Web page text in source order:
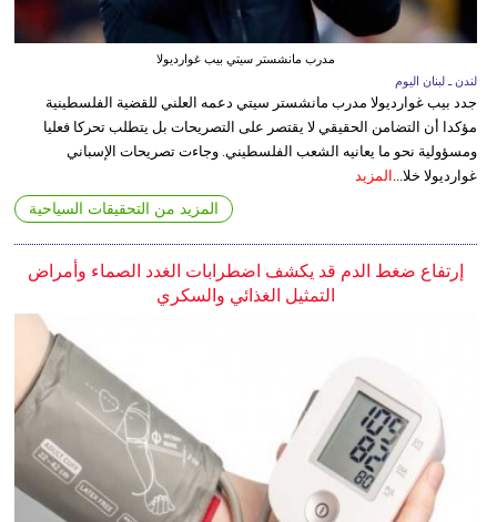
مدرب مانشستر سيتي بيب غوارديولا
لندن ـ لبنان اليوم
جدد بيب غوارديولا مدرب مانشستر سيتي دعمه العلني للقضية الفلسطينية
مؤكدا أن التضامن الحقيقي لا يقتصر على التصريحات بل يتطلب تحركا فعليا
ومسؤولية نحو ما يعانيه الشعب الفلسطيني. وجاءت تصريحات الإسباني
غوارديولا خلا... المزيد
المزيد من التحقيقات السياحية
إرتفاع ضغط الدم قد يكشف اضطرابات الغدد الصماء وأمراض
التمثيل الغذائي والسكري